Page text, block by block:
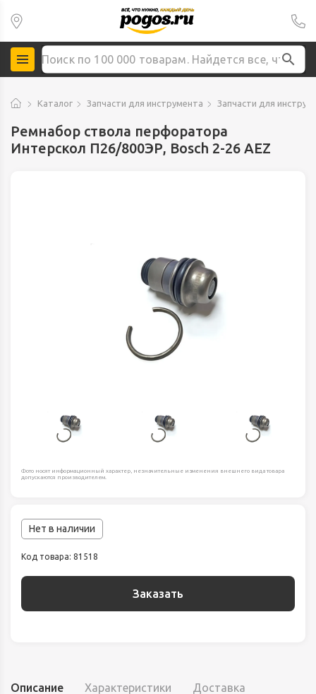
Каталог Запчасти для инструмента Запчасти для
Ремнабор ствола перфоратора
Интерскол П26/800ЭР, Bosch 2-26 AEZ
Фото носят информационный характер, незначительные изменения внешнего вида товара
допускаются производителем.
Нет в наличии
Код товара: 81518
Заказать
Описание Характеристики Доставка